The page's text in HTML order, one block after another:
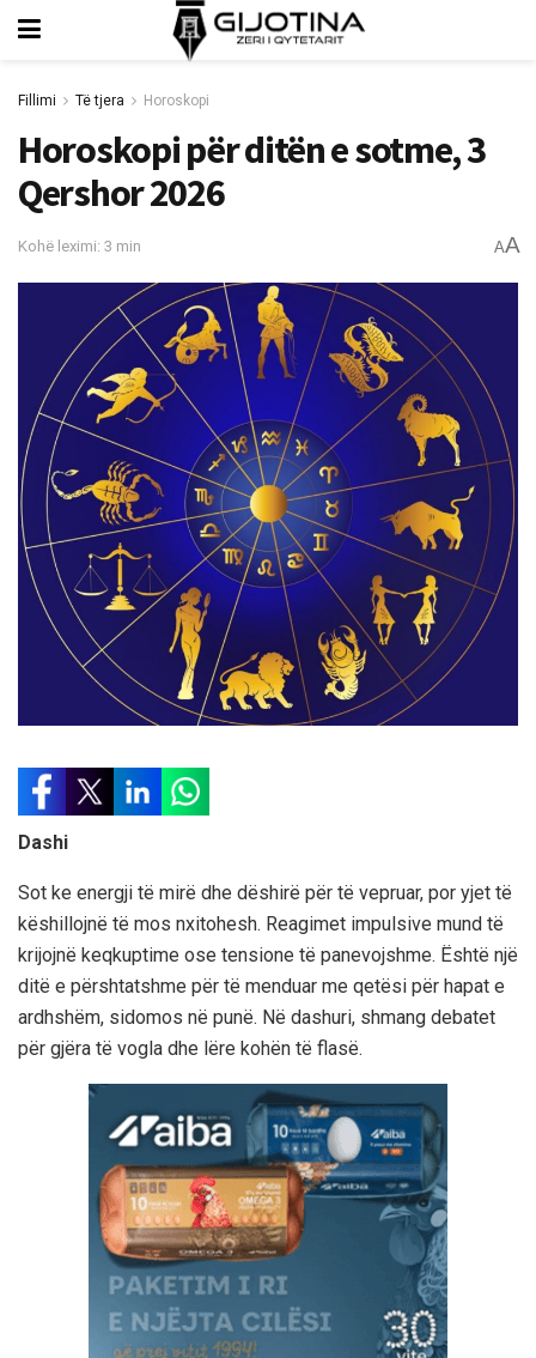
Fillimi Të tjera Horoskopi
Horoskopi për ditën e sotme, 3
Qershor 2026
Kohë leximi: 3 min AA
Dashi
Sot ke energji të mirë dhe dëshirë për të vepruar, por yjet të
këshillojnë të mos nxitohesh. Reagimet impulsive mund të
krijojnë keqkuptime ose tensione të panevojshme. Është një
ditë e përshtatshme për të menduar me qetësi për hapat e
ardhshëm, sidomos në punë. Në dashuri, shmang debatet
për gjëra të vogla dhe lëre kohën të flasë.